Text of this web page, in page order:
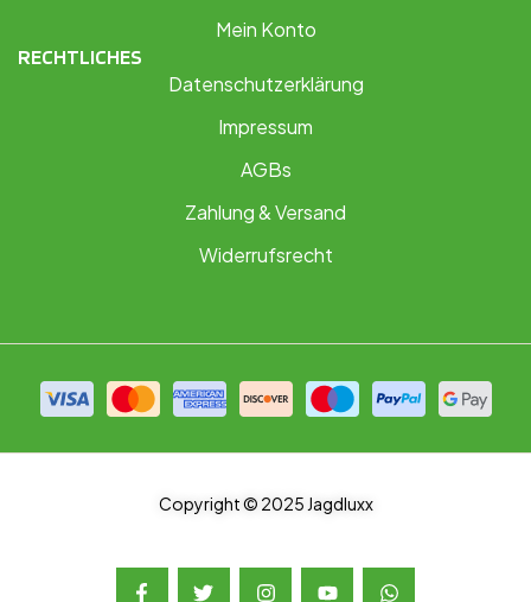
Mein Konto
RECHTLICHES
Datenschutzerklärung
Impressum
AGBs
Zahlung & Versand
Widerrufsrecht
Copyright © 2025 Jagdluxx